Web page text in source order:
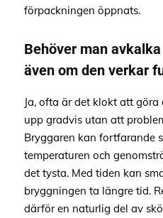
förpackningen öppnats.
Behöver man
även om den verkar
Ja, ofta är det klokt att
upp gradvis utan att
Bryggaren kan fortfarande
temperaturen och
det tysta. Med tiden kan
bryggningen ta längre tid.
därför en naturlig del av